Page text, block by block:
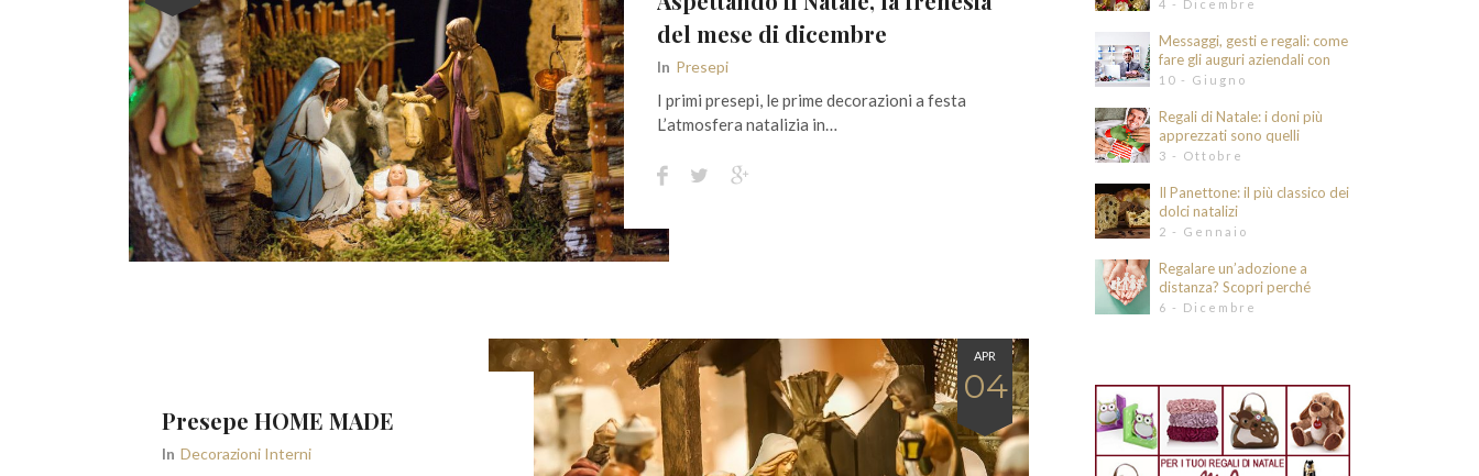
del mese di dicembre
In Presepi
I primi presepi, le prime decorazioni a festa
L’atmosfera natalizia in…
APR
04
Presepe HOME MADE
In Decorazioni Interni
4 - Dicembre
Messaggi, gesti e regali: come
fare gli auguri aziendali con
eleganza e intenzione
10 - Giugno
Regali di Natale: i doni più
apprezzati sono quelli
originali e divertenti
3 - Ottobre
Il Panettone: il più classico dei
dolci natalizi
2 - Gennaio
Regalare un’adozione a
distanza? Scopri perché
6 - Dicembre